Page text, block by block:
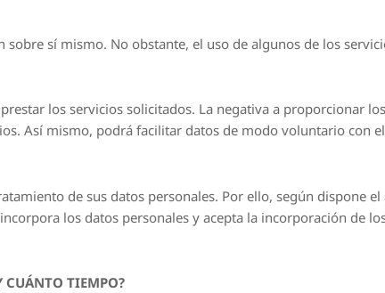
sí mismo. No obstante, el uso de algunos de los
los servicios solicitados. La negativa a proporcionar
Así mismo, podrá facilitar datos de modo voluntario con
de sus datos personales. Por ello, según dispone el
los datos personales y acepta la incorporación de
CUÁNTO TIEMPO?